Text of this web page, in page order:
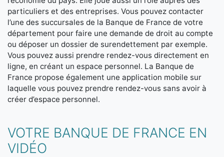
particuliers et des entreprises. Vous pouvez contacter
l’une des succursales de la Banque de France de votre
département pour faire une demande de droit au compte
ou déposer un dossier de surendettement par exemple.
Vous pouvez aussi prendre rendez-vous directement en
ligne, en créant un espace personnel. La Banque de
France propose également une application mobile sur
laquelle vous pouvez prendre rendez-vous sans avoir à
créer d’espace personnel.
VOTRE BANQUE DE FRANCE EN
VIDÉO